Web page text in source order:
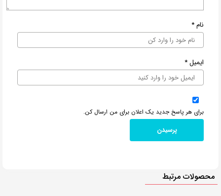
نام*
ایمیل*
برای هر پاسخ جدید یک اعلان برای من ارسال کن.
محصولات مرتبط